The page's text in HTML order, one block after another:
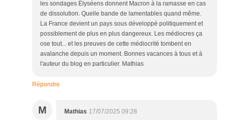
les sondages Élyséens donnent Macron à la ramasse en cas
de dissolution. Quelle bande de lamentables quand même.
La France devient un pays sous développé politiquement et
possiblement de plus en plus dangereux. Les médiocres ça
ose tout... et les preuves de cette médiocrité tombent en
avalanche depuis un moment. Bonnes vacances à tous et à
l'auteur du blog en particulier. Mathias
Répondre
M Mathias 17/07/2025 09:28